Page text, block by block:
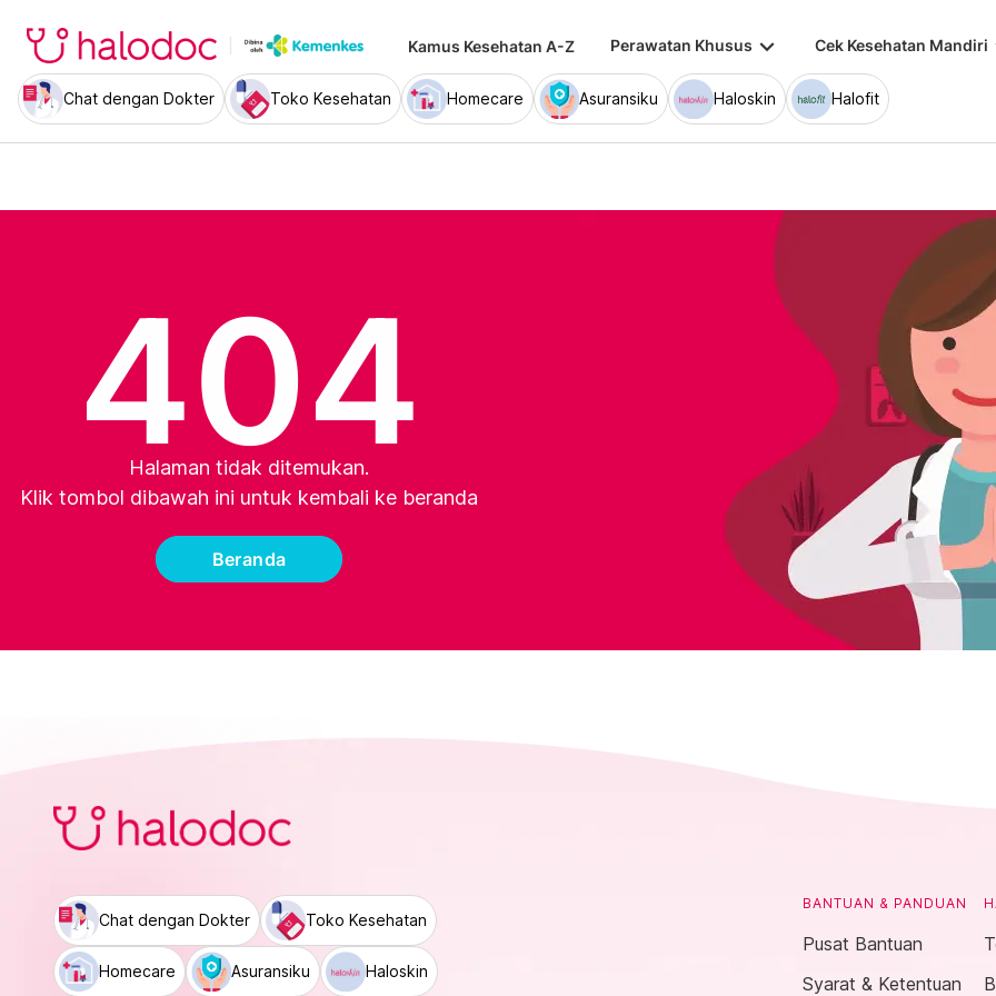
Kamus Kesehatan A-Z Perawatan Khusus keyboard_arrow_down Cek Kesehatan Mandiri
Chat dengan Dokter Toko Kesehatan Homecare Asuransiku Haloskin Halofit
404
Halaman tidak ditemukan.
Klik tombol dibawah ini untuk kembali ke beranda
Beranda
Chat dengan Dokter Toko Kesehatan
Homecare Asuransiku Haloskin
BANTUAN & PANDUAN
Pusat Bantuan
Syarat & Ketentuan